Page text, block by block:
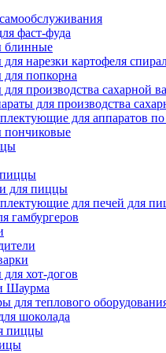
фаст-фуда
блинные
нарезки картофеля
попкорна
производства сахарной
для производства
для аппаратов по
пончиковые
для пиццы
для печей для
гамбургеров
хот-догов
Шаурма
для теплового
шоколада
пиццы